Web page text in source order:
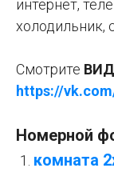
интернет,
холодильник,
Смотрите
https://
Номерной
комната